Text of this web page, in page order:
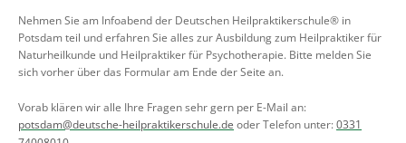
Nehmen Sie am Infoabend der Deutschen Heilpraktikerschule® in
Potsdam teil und erfahren Sie alles zur Ausbildung zum Heilpraktiker für
Naturheilkunde und Heilpraktiker für Psychotherapie. Bitte melden Sie
sich vorher über das Formular am Ende der Seite an.
Vorab klären wir alle Ihre Fragen sehr gern per E-Mail an:
potsdam@deutsche-heilpraktikerschule.de oder Telefon unter:0331